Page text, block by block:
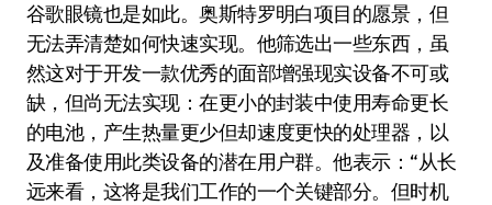
谷歌眼镜也是如此。奥斯特罗明白项目的愿景，但
无法弄清楚如何快速实现。他筛选出一些东西，虽
然这对于开发一款优秀的面部增强现实设备不可或
缺，但尚无法实现：在更小的封装中使用寿命更长
的电池，产生热量更少但却速度更快的处理器，以
及准备使用此类设备的潜在用户群。他表示：“从长
远来看，这将是我们工作的一个关键部分。但时机